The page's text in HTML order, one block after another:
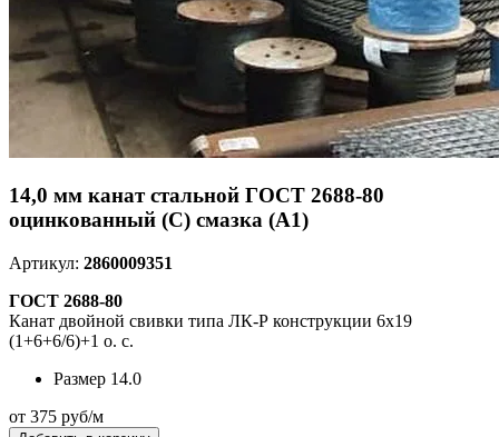
14,0 мм канат стальной ГОСТ 2688-80
оцинкованный (С) смазка (А1)
Артикул: 2860009351
ГОСТ 2688-80
Канат двойной свивки типа ЛК-Р конструкции 6х19
(1+6+6/6)+1 о. с.
Размер 14.0
от 375 руб/м